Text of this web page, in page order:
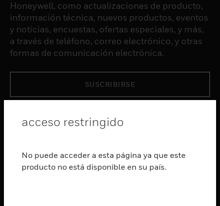
Honeywell, como actualizaciones de producto,
información técnica, nuevos productos, eventos
y noticias, encuestas, ofertas especiales, y más,
a través de teléfono, correo electrónico, y otras
formas de comunicación electrónica.
SUSCRIBIRSE
Cambiar vista
SERVICIOS
acceso restringido
No puede acceder a esta página ya que este
producto no está disponible en su país.